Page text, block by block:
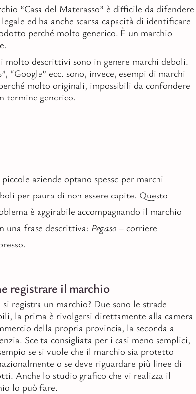
“Casa del Materasso” è difficile da difendere
ed ha anche scarsa capacità di identificare
perché molto generico. È un marchio
molto descrittivi sono in genere marchi deboli.
“Google” ecc. sono, invece, esempi di marchi
molto originali, impossibili da confondere
termine generico.
piccole aziende optano spesso per marchi
per paura di non essere capite. Questo
è aggirabile accompagnando il marchio
una frase descrittiva: Pegaso – corriere
registrare il marchio
si registra un marchio? Due sono le strade
la prima è rivolgersi direttamente alla camera
della propria provincia, la seconda a
Scelta consigliata per i casi meno semplici,
se si vuole che il marchio sia protetto
o se deve riguardare più linee di
Anche lo studio grafico che vi realizza il
lo può fare.